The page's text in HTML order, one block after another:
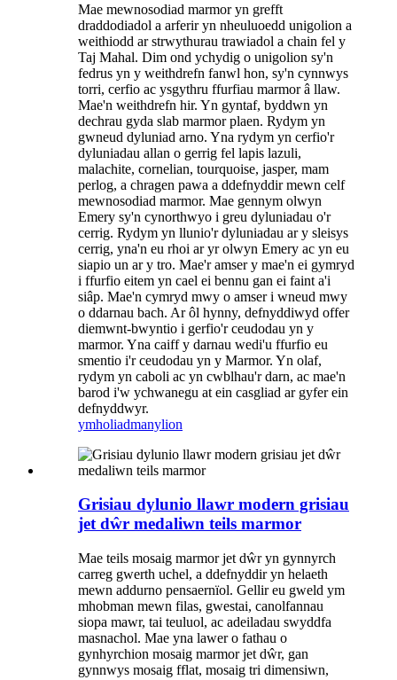
Mae mewnosodiad marmor yn grefft
draddodiadol a arferir yn nheuluoedd unigolion a
weithiodd ar strwythurau trawiadol a chain fel y
Taj Mahal. Dim ond ychydig o unigolion sy'n
fedrus yn y weithdrefn fanwl hon, sy'n cynnwys
torri, cerfio ac ysgythru ffurfiau marmor â llaw.
Mae'n weithdrefn hir. Yn gyntaf, byddwn yn
dechrau gyda slab marmor plaen. Rydym yn
gwneud dyluniad arno. Yna rydym yn cerfio'r
dyluniadau allan o gerrig fel lapis lazuli,
malachite, cornelian, tourquoise, jasper, mam
perlog, a chragen pawa a ddefnyddir mewn celf
mewnosodiad marmor. Mae gennym olwyn
Emery sy'n cynorthwyo i greu dyluniadau o'r
cerrig. Rydym yn llunio'r dyluniadau ar y sleisys
cerrig, yna'n eu rhoi ar yr olwyn Emery ac yn eu
siapio un ar y tro. Mae'r amser y mae'n ei gymryd
i ffurfio eitem yn cael ei bennu gan ei faint a'i
siâp. Mae'n cymryd mwy o amser i wneud mwy
o ddarnau bach. Ar ôl hynny, defnyddiwyd offer
diemwnt-bwyntio i gerfio'r ceudodau yn y
marmor. Yna caiff y darnau wedi'u ffurfio eu
smentio i'r ceudodau yn y Marmor. Yn olaf,
rydym yn caboli ac yn cwblhau'r darn, ac mae'n
barod i'w ychwanegu at ein casgliad ar gyfer ein
defnyddwyr.
ymholiadmanylion
Grisiau dylunio llawr modern grisiau
jet dŵr medaliwn teils marmor
Mae teils mosaig marmor jet dŵr yn gynnyrch
carreg gwerth uchel, a ddefnyddir yn helaeth
mewn addurno pensaernïol. Gellir eu gweld ym
mhobman mewn filas, gwestai, canolfannau
siopa mawr, tai teuluol, ac adeiladau swyddfa
masnachol. Mae yna lawer o fathau o
gynhyrchion mosaig marmor jet dŵr, gan
gynnwys mosaig fflat, mosaig tri dimensiwn,